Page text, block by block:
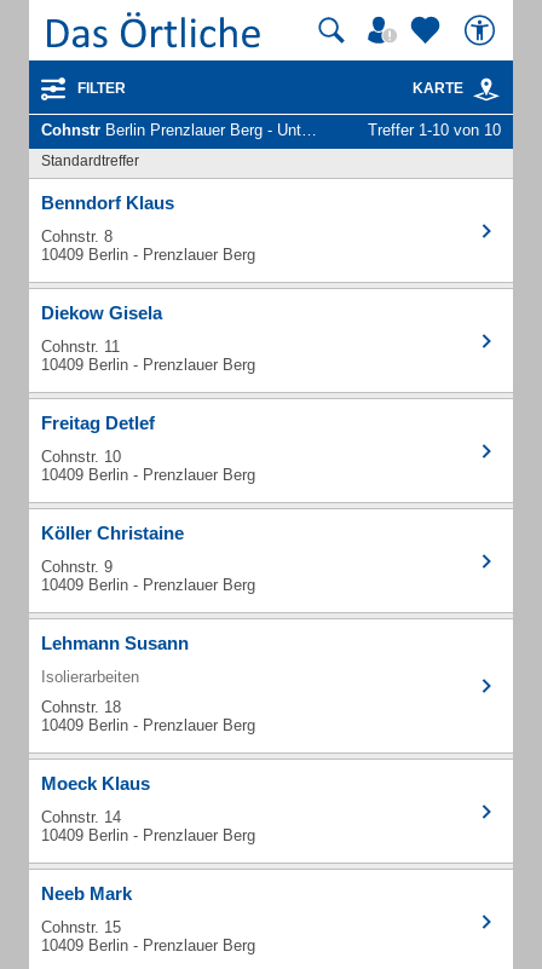
FILTER KARTE
Cohnstr Berlin Prenzlauer Berg - Unternehmen und Personen Treffer 1-10 von 10
Standardtreffer
Benndorf Klaus
Cohnstr. 8
10409 Berlin - Prenzlauer Berg
Diekow Gisela
Cohnstr. 11
10409 Berlin - Prenzlauer Berg
Freitag Detlef
Cohnstr. 10
10409 Berlin - Prenzlauer Berg
Köller Christaine
Cohnstr. 9
10409 Berlin - Prenzlauer Berg
Lehmann Susann
Isolierarbeiten
Cohnstr. 18
10409 Berlin - Prenzlauer Berg
Moeck Klaus
Cohnstr. 14
10409 Berlin - Prenzlauer Berg
Neeb Mark
Cohnstr. 15
10409 Berlin - Prenzlauer Berg